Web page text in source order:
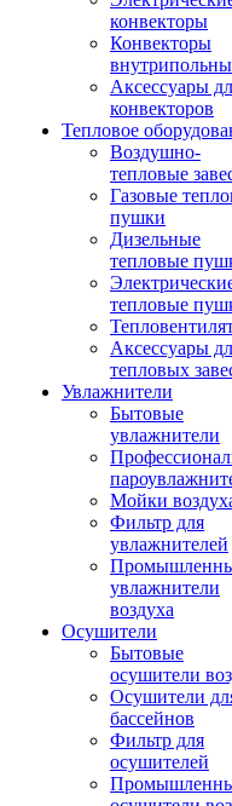
конвекторы
Конвекторы
Аксессуары
конвекторов
Тепловое
Воздушно-
тепловые
Газовые
пушки
Дизельные
тепловые
тепловые
Аксессуары
тепловых
Увлажнители
Бытовые
увлажнители
Мойки
Фильтр для
увлажнителей
увлажнители
воздуха
Осушители
Бытовые
осушители
Осушители
бассейнов
Фильтр для
осушителей